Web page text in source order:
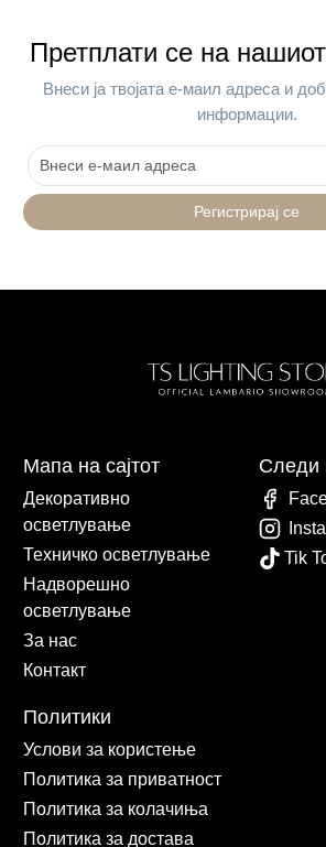
Претплати се на
Внеси ја твојата е-маил адреса и
информации.
Регистрирај се
Мапа на сајтот
Декоративно
осветлување
Техничко осветлување
Надворешно
осветлување
За нас
Контакт
Политики
Услови за користење
Политика за приватност
Политика за колачиња
Политика за достава
Следи
Tik